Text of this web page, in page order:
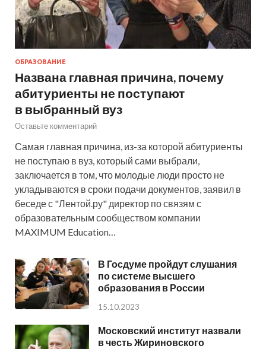
ОБРАЗОВАНИЕ
Названа главная причина, почему
абитуриенты не поступают
в выбранный вуз
Оставьте комментарий
Самая главная причина, из-за которой абитуриенты
не поступаю в вуз, который сами выбрали,
заключается в том, что молодые люди просто не
укладываются в сроки подачи документов, заявил в
беседе с "Лентой.ру" директор по связям с
образовательным сообществом компании
MAXIMUM Education…
В Госдуме пройдут слушания
по системе высшего
образования в России
15.10.2023
Московский институт назвали
в честь Жириновского